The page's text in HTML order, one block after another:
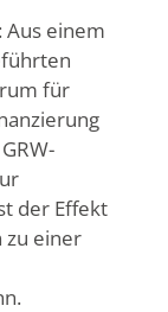
Aus einem
für
der Effekt
zu einer